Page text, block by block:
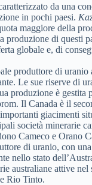
da una
in pochi paesi.
maggiore della
produzione di questi
globale e, di
produttore di uranio
Le sue riserve di
produzione è gestita
Il Canada è il
giacimenti
società minerarie
Cameco e Orano
di uranio, con
nello stato
australiane attive nel
Rio Tinto.